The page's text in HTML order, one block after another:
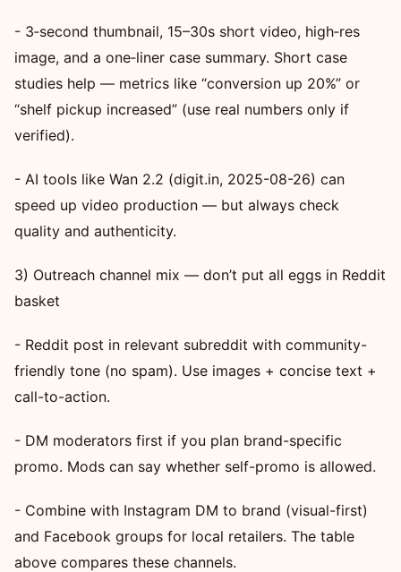
- 3‑second thumbnail, 15–30s short video, high‑res
image, and a one‑liner case summary. Short case
studies help — metrics like “conversion up 20%” or
“shelf pickup increased” (use real numbers only if
verified).
- AI tools like Wan 2.2 (digit.in, 2025-08-26) can
speed up video production — but always check
quality and authenticity.
3) Outreach channel mix — don’t put all eggs in Reddit
basket
- Reddit post in relevant subreddit with community-
friendly tone (no spam). Use images + concise text +
call-to-action.
- DM moderators first if you plan brand-specific
promo. Mods can say whether self-promo is allowed.
- Combine with Instagram DM to brand (visual-first)
and Facebook groups for local retailers. The table
above compares these channels.